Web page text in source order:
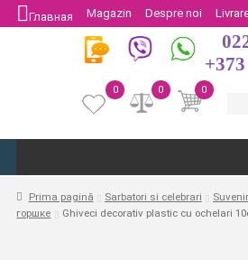
Главная Magazin Despre noi
Protectia Consumatorului
0
0
0
Prima pagină Sarbatori si celebrari
горшке
Ghiveci decorativ plastic cu ochelari